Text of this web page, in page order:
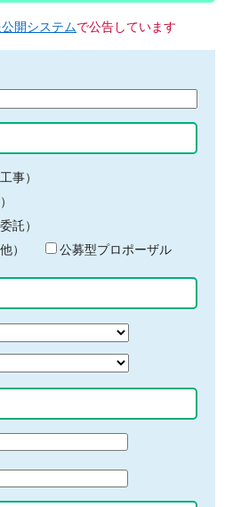
開システムで公告しています
事）
託）
）
公募型プロポーザル